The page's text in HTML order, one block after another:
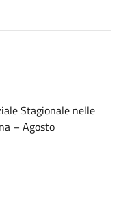
Stagionale nelle
– Agosto